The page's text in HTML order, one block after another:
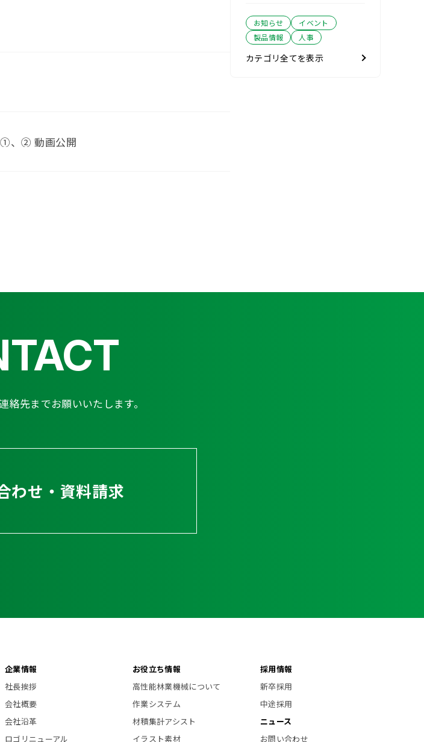
①、② 動画公開
お知らせ
イベント
製品情報
人事
カテゴリ全てを表示
絡先までお願いいたします。
わせ・資料請求
企業情報
社長挨拶
会社概要
会社沿革
ロゴリニューアル
お役立ち情報
高性能林業機械について
作業システム
材積集計アシスト
イラスト素材
採用情報
新卒採用
中途採用
ニュース
お問い合わせ